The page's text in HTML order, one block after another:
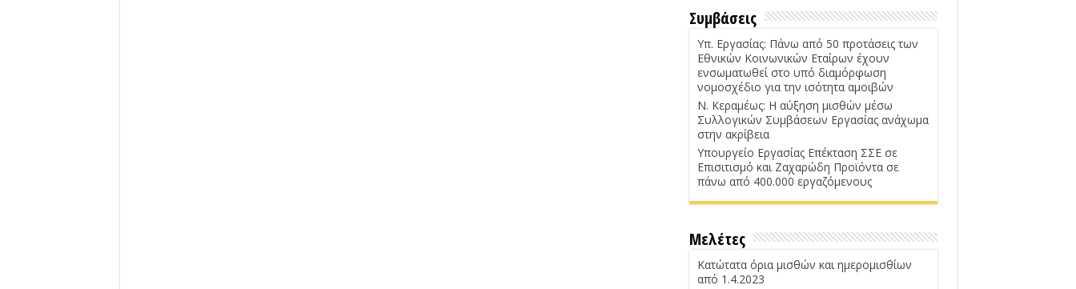
Συμβάσεις
Υπ. Εργασίας: Πάνω από 50 προτάσεις των
Εθνικών Κοινωνικών Εταίρων έχουν
ενσωματωθεί στο υπό διαμόρφωση
νομοσχέδιο για την ισότητα αμοιβών
Ν. Κεραμέως: Η αύξηση μισθών μέσω
Συλλογικών Συμβάσεων Εργασίας ανάχωμα
στην ακρίβεια
Υπουργείο Εργασίας Επέκταση ΣΣΕ σε
Επισιτισμό και Ζαχαρώδη Προϊόντα σε
πάνω από 400.000 εργαζόμενους
Μελέτες
Κατώτατα όρια μισθών και ημερομισθίων
από 1.4.2023